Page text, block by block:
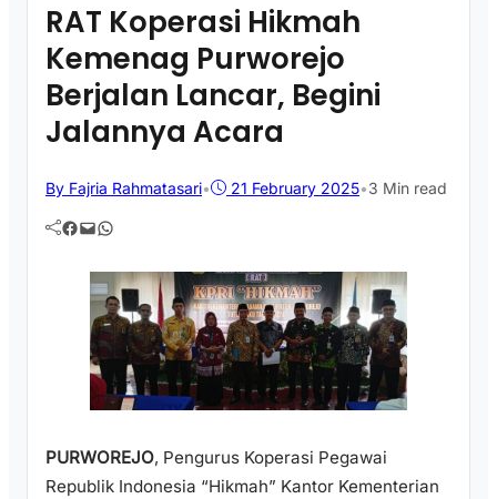
RAT Koperasi Hikmah
Kemenag Purworejo
Berjalan Lancar, Begini
Jalannya Acara
By Fajria Rahmatasari• 21 February 2025•3 Min read
Facebook Mail WhatsApp
PURWOREJO, Pengurus Koperasi Pegawai
Republik Indonesia “Hikmah” Kantor Kementerian